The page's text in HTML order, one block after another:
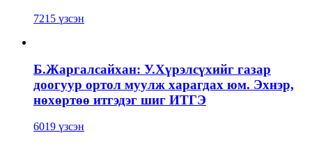
7215 үзсэн
Б.Жаргалсайхан: У.Хүрэлсүхийг газар
доогуур ортол муулж харагдах юм. Эхнэр,
нөхөртөө итгэдэг шиг ИТГЭ
6019 үзсэн